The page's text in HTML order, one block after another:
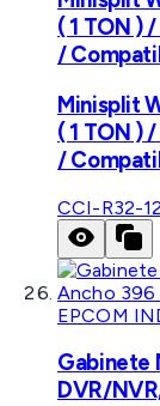
( 1 TON )
/
Minisplit
( 1 TON )
/
CCI-R32-
EPCOM
Gabinete
DVR/